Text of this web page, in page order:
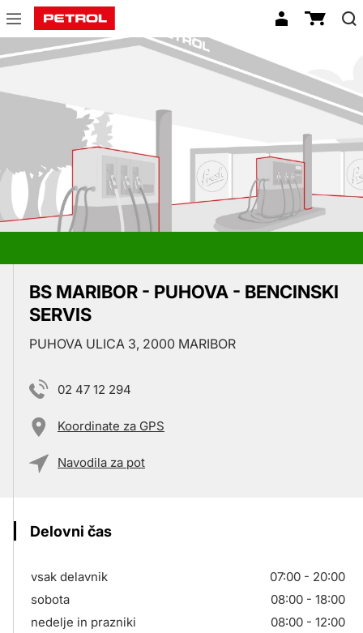
Prodajna
mesta
BS MARIBOR - PUHOVA - BENCINSKI
SERVIS
PUHOVA ULICA 3, 2000 MARIBOR
02 47 12 294
Koordinate za GPS
Navodila za pot
Delovni čas
vsak delavnik
07:00 - 20:00
sobota
08:00 - 18:00
nedelje in prazniki
08:00 - 12:00